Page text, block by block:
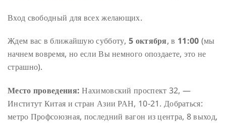
Вход свободный для всех желающих.
Ждем вас в ближайшую субботу, 5 октября, в 11:00 (мы
начнем вовремя, но если Вы немного опоздаете, это не
страшно).
Место проведения: Нахимовский проспект 32, —
Институт Китая и стран Азии РАН, 10-21. Добраться:
метро Профсоюзная, последний вагон из центра, 8 выход,